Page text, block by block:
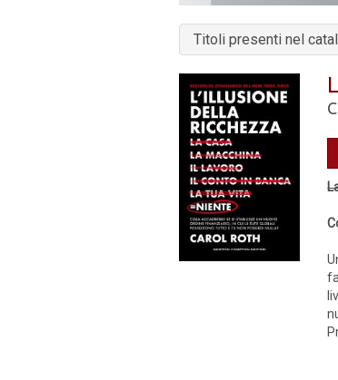
Titoli presenti nel